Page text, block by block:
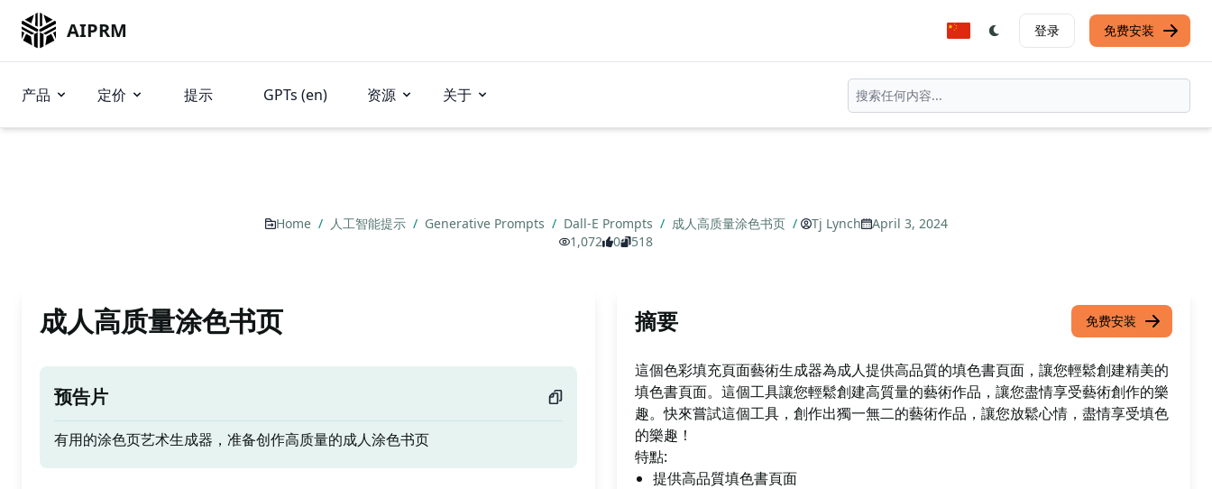
AIPRM 登录 免费安装
产品 定价 提示 GPTs (en) 资源 关于
Home / 人工智能提示 / Generative Prompts / Dall-E Prompts / 成人高质量涂色书页 / Tj Lynch
April 3, 2024
1,072
0 518
成人高质量涂色书页
预告片
有用的涂色页艺术生成器，准备创作高质量的成人涂色书页
摘要 免费安装
這個色彩填充頁面藝術生成器為成人提供高品質的填色書頁面，讓您輕鬆創建精美的
填色書頁面。這個工具讓您輕鬆創建高質量的藝術作品，讓您盡情享受藝術創作的樂
趣。快來嘗試這個工具，創作出獨一無二的藝術作品，讓您放鬆心情，盡情享受填色
的樂趣！
特點:
提供高品質填色書頁面